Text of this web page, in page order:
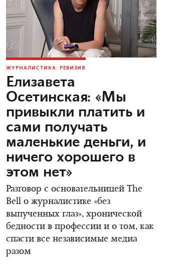
ЖУРНАЛИСТИКА: РЕВИЗИЯ
Елизавета
Осетинская: «Мы
привыкли платить и
сами получать
маленькие деньги, и
ничего хорошего в
этом нет»
Разговор с основательницей The
Bell о журналистике «без
выпученных глаз», хронической
бедности в профессии и о том, как
спасти все независимые медиа
разом